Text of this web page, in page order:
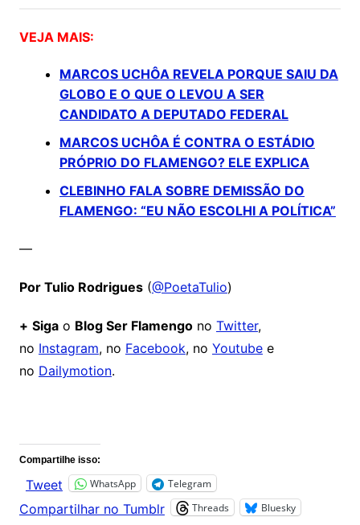
VEJA MAIS:
MARCOS UCHÔA REVELA PORQUE SAIU DA
GLOBO E O QUE O LEVOU A SER
CANDIDATO A DEPUTADO FEDERAL
MARCOS UCHÔA É CONTRA O ESTÁDIO
PRÓPRIO DO FLAMENGO? ELE EXPLICA
CLEBINHO FALA SOBRE DEMISSÃO DO
FLAMENGO: “EU NÃO ESCOLHI A POLÍTICA”
—
Por Tulio Rodrigues(@PoetaTulio)
+ Sigao Blog Ser Flamengono Twitter,
no Instagram, no Facebook, no Youtubee
no Dailymotion.
Compartilhe isso:
Tweet WhatsApp Telegram
Compartilhar no Tumblr Threads Bluesky